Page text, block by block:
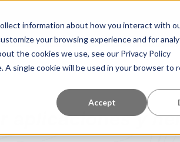
information about how you interact with
your browsing experience and for
the cookies we use, see our Privacy Policy
single cookie will be used in your browser to
Accept
Quiénes somos
aplicaciones y